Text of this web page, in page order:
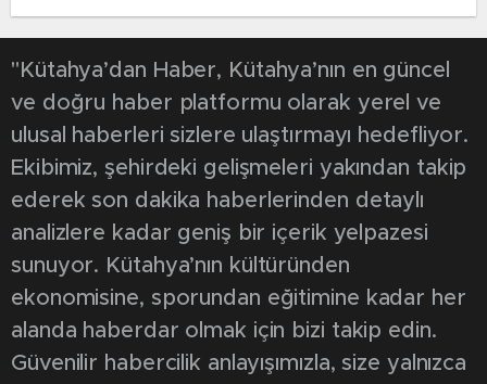
"Kütahya’dan Haber, Kütahya’nın en güncel
ve doğru haber platformu olarak yerel ve
ulusal haberleri sizlere ulaştırmayı hedefliyor.
Ekibimiz, şehirdeki gelişmeleri yakından takip
ederek son dakika haberlerinden detaylı
analizlere kadar geniş bir içerik yelpazesi
sunuyor. Kütahya’nın kültüründen
ekonomisine, sporundan eğitimine kadar her
alanda haberdar olmak için bizi takip edin.
Güvenilir habercilik anlayışımızla, size yalnızca